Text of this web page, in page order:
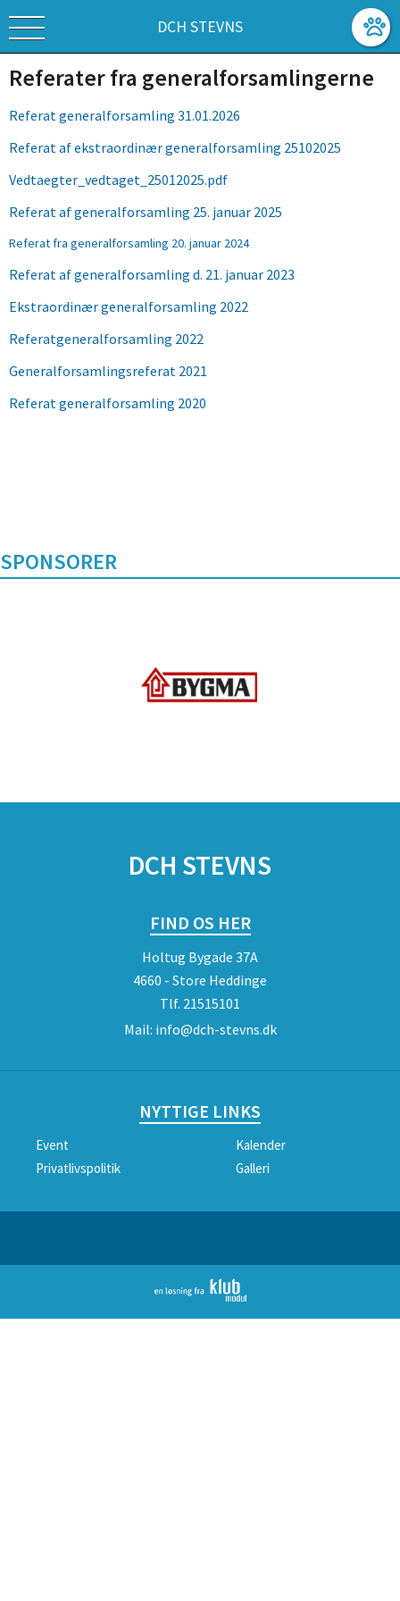
DCH STEVNS
Referater fra generalforsamlingerne
Referat generalforsamling 31.01.2026
Referat af ekstraordinær generalforsamling 25102025
Vedtaegter_vedtaget_25012025.pdf
Referat af generalforsamling 25. januar 2025
Referat fra generalforsamling 20. januar 2024
Referat af generalforsamling d. 21. januar 2023
Ekstraordinær generalforsamling 2022
Referatgeneralforsamling 2022
Generalforsamlingsreferat 2021
Referat generalforsamling 2020
SPONSORER
DCH STEVNS
FIND OS HER
Holtug Bygade 37A
4660 - Store Heddinge
Tlf. 21515101
Mail: info@dch-stevns.dk
NYTTIGE LINKS
Event
Kalender
Privatlivspolitik
Galleri